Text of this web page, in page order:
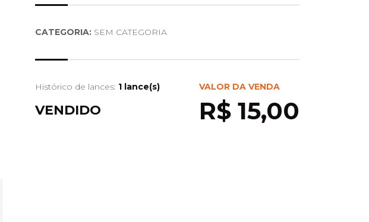
CATEGORIA: SEM CATEGORIA
Histórico de lances: 1 lance(s)
VENDIDO
VALOR DA VENDA
R$ 15,00